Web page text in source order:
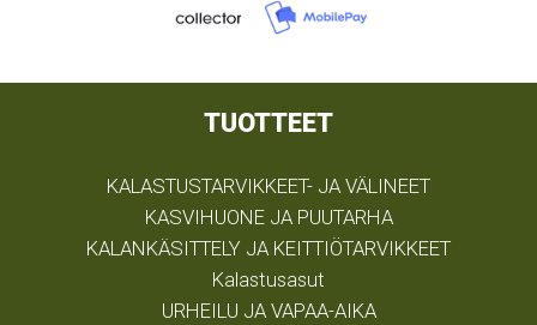
TUOTTEET
KALASTUSTARVIKKEET- JA VÄLINEET
KASVIHUONE JA PUUTARHA
KALANKÄSITTELY JA KEITTIÖTARVIKKEET
Kalastusasut
URHEILU JA VAPAA-AIKA